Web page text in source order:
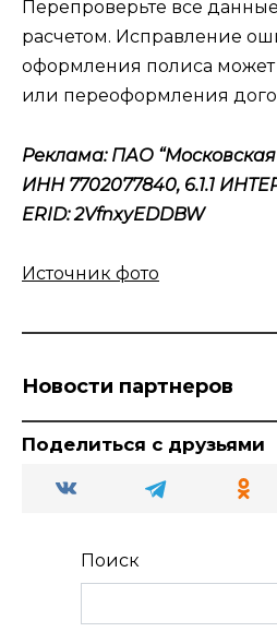
Перепроверьте все
расчетом. Исправление
оформления полиса может
или переоформления
Реклама: ПАО
ИНН 7702077840, 6.1.1
ERID: 2VfnxyEDDBW
Источник фото
Новости партнеров
Поделиться с друзьями
Поиск